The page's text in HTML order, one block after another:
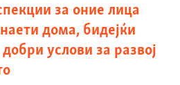
за оние лица
дома, бидејќи
услови за развој